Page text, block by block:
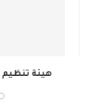
هيئة تنظيم